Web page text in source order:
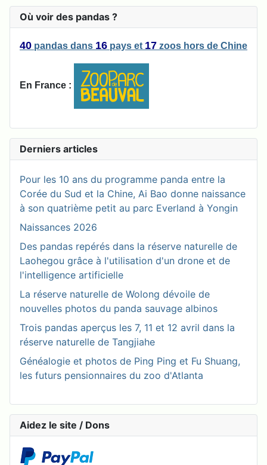
Où voir des pandas ?
40 pandas dans 16 pays et 17 zoos hors de Chine
En France :
Derniers articles
Pour les 10 ans du programme panda entre la
Corée du Sud et la Chine, Ai Bao donne naissance
à son quatrième petit au parc Everland à Yongin
Naissances 2026
Des pandas repérés dans la réserve naturelle de
Laohegou grâce à l'utilisation d'un drone et de
l'intelligence artificielle
La réserve naturelle de Wolong dévoile de
nouvelles photos du panda sauvage albinos
Trois pandas aperçus les 7, 11 et 12 avril dans la
réserve naturelle de Tangjiahe
Généalogie et photos de Ping Ping et Fu Shuang,
les futurs pensionnaires du zoo d'Atlanta
Aidez le site / Dons